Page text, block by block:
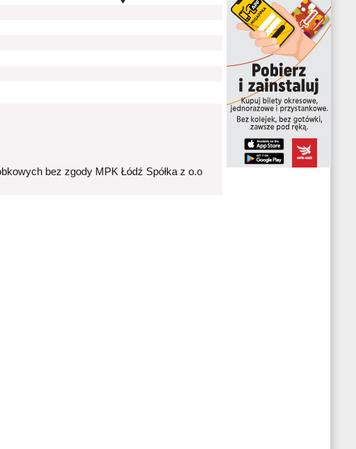
bez zgody MPK Łódź Spółka z o.o